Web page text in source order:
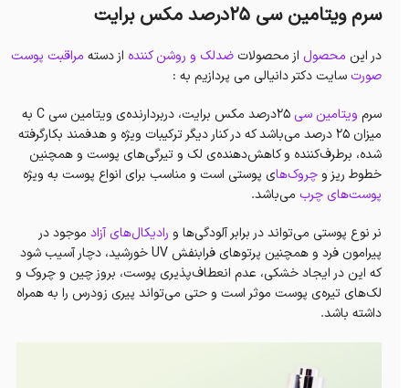
سرم ویتامین سی 25درصد مکس برایت
در این محصول از محصولات ضدلک و روشن کننده از دسته مراقبت پوست
صورت سایت دکتر دانیالی می پردازیم به :
سرم ویتامین سی
25درصد مکس برایت، دربردارنده‌ی ویتامین‌ سی C به
میزان ۲۵ درصد می‌باشد که در کنار دیگر ترکیبات ویژه و هدفمند بکارگرفته
شده، برطرف‌کننده و کاهش‌دهنده‌ی لک و تیرگی‌های پوست و همچنین
خطوط ریز وچروک‌های پوستی است و مناسب برای انواع پوست به ویژه
پوست‌های چرب می‌باشد.
نر نوع پوستی می‌تواند در برابر آلودگی‌ها و رادیکال‌های آزاد موجود در
پیرامون فرد و همچنین پرتوهای فرابنفش UV خورشید، دچار آسیب شود
که این در ایجاد خشکی، عدم انعطاف‌پذیری پوست، بروز چین و چروک و
لک‌های تیره‌ی پوست موثر است و حتی می‌تواند پیری زودرس را به همراه
داشته باشد.